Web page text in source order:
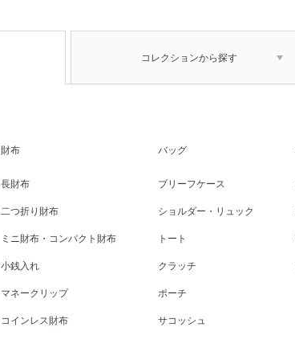
コレクションから探す
財布
長財布
二つ折り財布
ミニ財布・コンパクト財布
小銭入れ
マネークリップ
コインレス財布
バッグ
ブリーフケース
ショルダー・リュック
トート
クラッチ
ポーチ
サコッシュ